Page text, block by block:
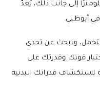
كيلومترًا، ويمتد حتى 30 كيلومترًا إلى جانب ذلك، يُعدّ
أبوظبي.
وتبحث عن تحدي
قوتك وقدرتك على
قدراتك البدنية